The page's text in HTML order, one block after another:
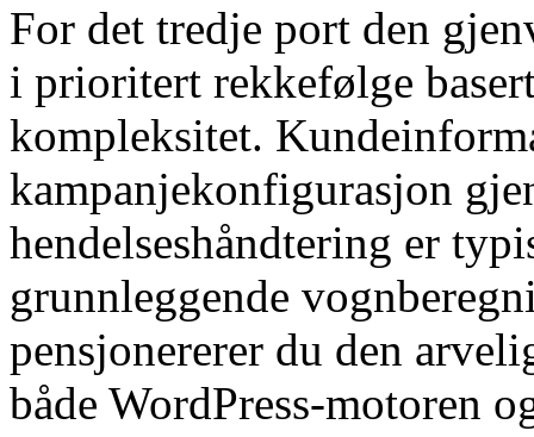
For det tredje port den
i prioritert rekkefølge
kompleksitet.
kampanjekonfigurasjon
hendelseshåndtering er
grunnleggende
pensjonererer du den
både WordPress-motoren